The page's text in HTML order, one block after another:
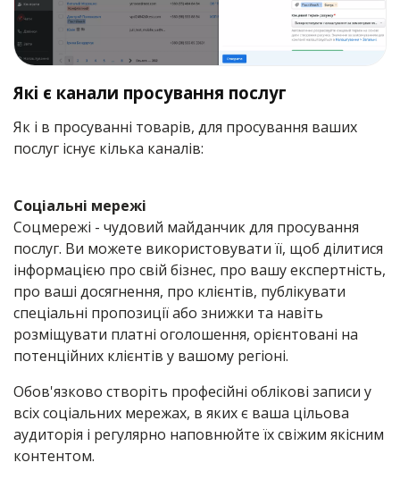
Які є канали просування послуг
Як і в просуванні товарів, для просування ваших
послуг існує кілька каналів:
Соціальні мережі
Соцмережі - чудовий майданчик для просування
послуг. Ви можете використовувати її, щоб ділитися
інформацією про свій бізнес, про вашу експертність,
про ваші досягнення, про клієнтів, публікувати
спеціальні пропозиції або знижки та навіть
розміщувати платні оголошення, орієнтовані на
потенційних клієнтів у вашому регіоні.
Обов'язково створіть професійні облікові записи у
всіх соціальних мережах, в яких є ваша цільова
аудиторія і регулярно наповнюйте їх свіжим якісним
контентом.